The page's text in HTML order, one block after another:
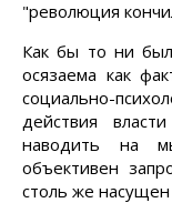
"революция
Как бы то ни
осязаема как
социально-
действия
наводить на
объективен
столь же